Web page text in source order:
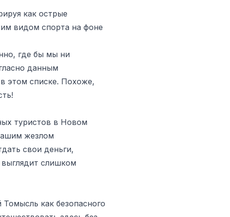
как острые
видом спорта на фоне
где бы мы ни
данным
этом списке. Похоже,
туристов в Новом
жезлом
свои деньги,
слишком
как безопасного